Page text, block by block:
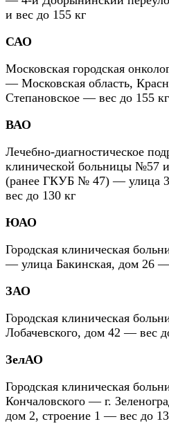
и вес до 155 кг
САО
Московская городская
— Московская область,
Степановское — вес до 155 кг
ВАО
Лечебно-диагностическое
клинической больницы №57
(ранее ГКУБ № 47) — улица
вес до 130 кг
ЮАО
Городская клиническая
— улица Бакинская, дом 26 —
ЗАО
Городская клиническая
Лобачевского, дом 42 — вес
ЗелАО
Городская клиническая
Кончаловского — г.
дом 2, строение 1 — вес до